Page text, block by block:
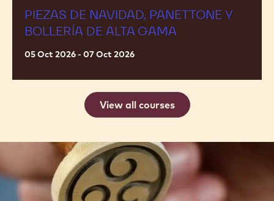
PIEZAS DE NAVIDAD, PANETTONE Y
BOLLERÍA DE ALTA GAMA
05 Oct 2026 - 07 Oct 2026
View all courses